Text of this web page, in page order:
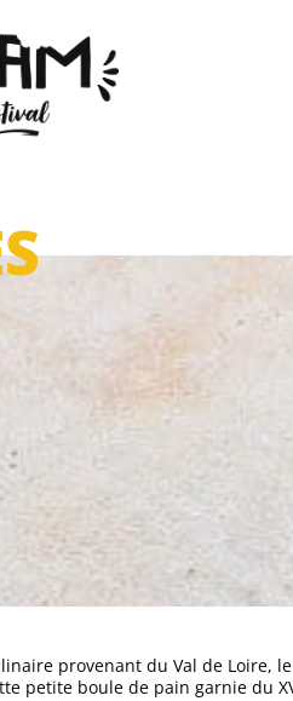
provenant du Val de Loire,
petite boule de pain garnie du